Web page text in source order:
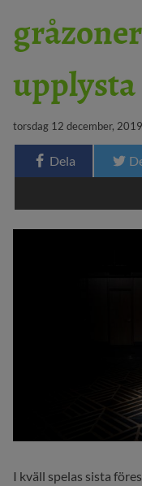
29 MEDIA
BLOGG
KONTAKT
upplysta
torsdag 12 december, 2019
Dela
I kväll spelas sista